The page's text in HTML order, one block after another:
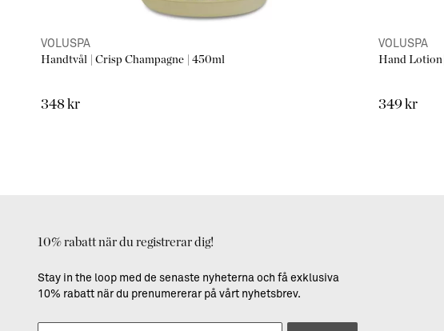
VOLUSPA
Handtvål | Crisp Champagne | 450ml
348 kr
VOLUSPA
Hand
349 kr
10% rabatt när du registrerar dig!
Stay in the loop med de senaste nyheterna och få exklusiva
10% rabatt när du prenumererar på vårt nyhetsbrev.